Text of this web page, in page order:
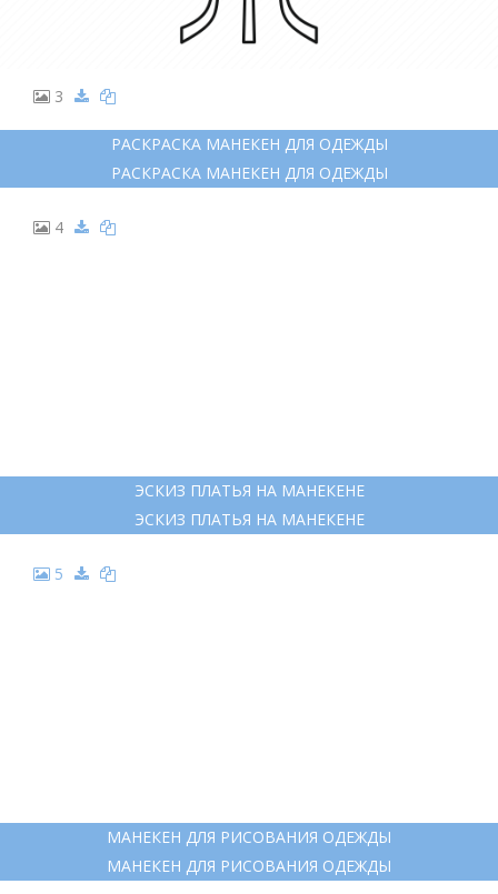
3
РАСКРАСКА МАНЕКЕН ДЛЯ ОДЕЖДЫ
РАСКРАСКА МАНЕКЕН ДЛЯ ОДЕЖДЫ
4
ЭСКИЗ ПЛАТЬЯ НА МАНЕКЕНЕ
ЭСКИЗ ПЛАТЬЯ НА МАНЕКЕНЕ
5
МАНЕКЕН ДЛЯ РИСОВАНИЯ ОДЕЖДЫ
МАНЕКЕН ДЛЯ РИСОВАНИЯ ОДЕЖДЫ